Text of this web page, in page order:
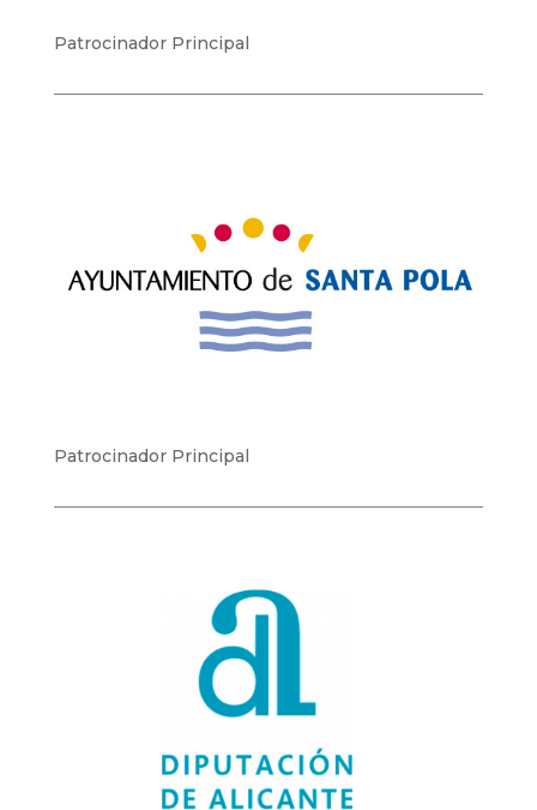
Patrocinador Principal
Patrocinador Principal